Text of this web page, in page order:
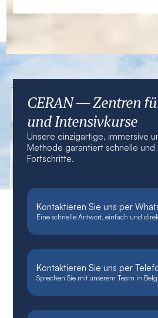
CERAN — Zentren
und Intensivkurse
Unsere einzigartige, immersive
Methode garantiert schnelle und
Fortschritte.
Kontaktieren Sie uns per
Eine schnelle Antwort, einfach und
Kontaktieren Sie uns per
Sprechen Sie mit unserem Team in